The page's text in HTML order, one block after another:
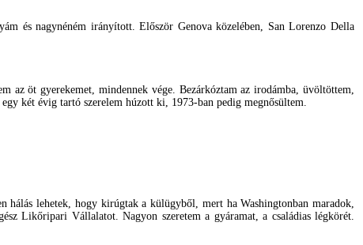
és nagynéném irányított. Először Genova közelében, San Lorenzo Della
öt gyerekemet, mindennek vége. Bezárkóztam az irodámba, üvöltöttem,
két évig tartó szerelem húzott ki, 1973-ban pedig megnősültem.
hálás lehetek, hogy kirúgtak a külügyből, mert ha Washingtonban maradok,
Likőripari Vállalatot. Nagyon szeretem a gyáramat, a családias légkörét.